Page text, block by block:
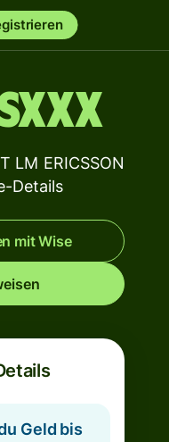
LM ERICSSON
Details
mit Wise
Geld bis